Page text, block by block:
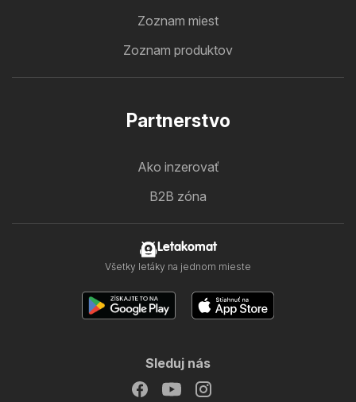
Zoznam miest
Zoznam produktov
Partnerstvo
Ako inzerovať
B2B zóna
Letakomat
Všetky letáky na jednom mieste
Sleduj nás